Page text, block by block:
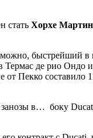
стать Хорхе Мартин
быстрейший в
Термас де рио
Пекко составило
в… боку